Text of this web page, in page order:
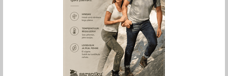
Merino Wool T-shirt for men,
2XL, Sarapiku
LOE ROHKEM
Merino Wool T-SHIRT for
men 2XL, Sarapiku